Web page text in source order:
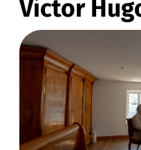
Victor